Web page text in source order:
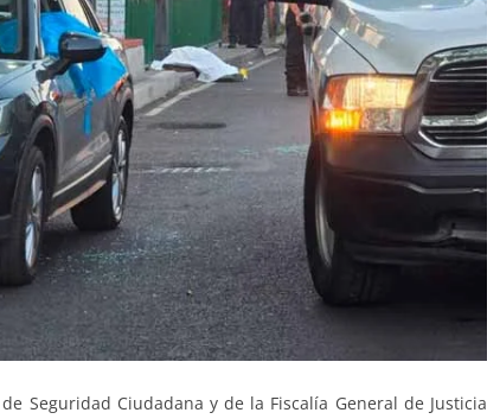
Seguridad Ciudadana y de la Fiscalía General de Justicia